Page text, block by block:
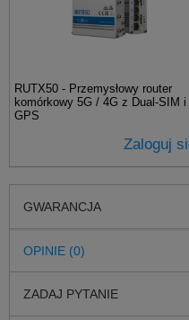
RUTX50 - Przemysłowy router
komórkowy 5G / 4G z Dual-SIM i
GPS
Zaloguj
GWARANCJA
OPINIE (0)
ZADAJ PYTANIE